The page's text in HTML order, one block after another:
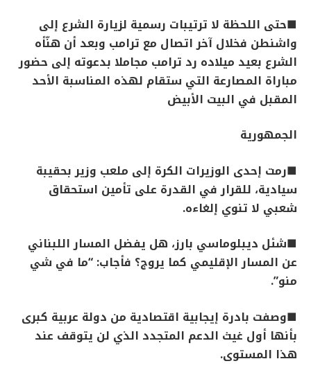
■حتى اللحظة لا ترتيبات رسمية لزيارة الشرع إلى
واشنطن فخلال آخر اتصال مع ترامب وبعد أن هنّأه
الشرع بعيد ميلاده رد ترامب مجاملا بدعوته إلى حضور
مباراة المصارعة التي ستقام لهذه المناسبة الأحد
المقبل في البيت الأبيض
الجمهورية
■رمت إحدى الوزيرات الكرة إلى ملعب وزير بحقيبة
سيادية، للقرار في القدرة على تأمين استحقاق
شعبي لا تنوي إلغاءه.
■شئل ديبلوماسي بارز، هل يفضل المسار اللبناني
عن المسار الإقليمي كما يروج؟ فأجاب: “ما في شي
منو”.
■وصفت بادرة إيجابية اقتصادية من دولة عربية كبرى
بأنها أول غيث الدعم المتجدد الذي لن يتوقف عند
هذا المستوى.